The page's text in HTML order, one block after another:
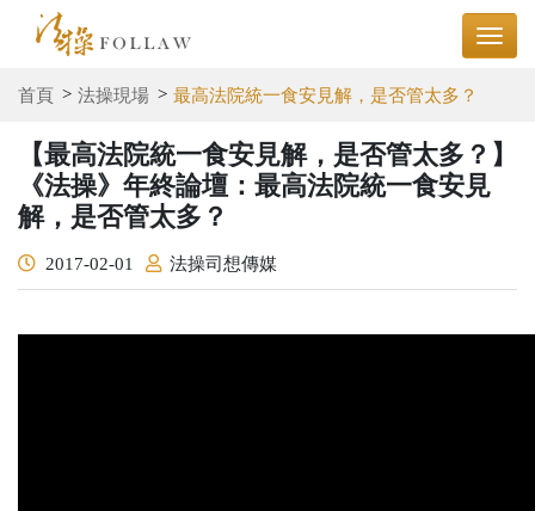
首頁 法操現場 最高法院統一食安見解，是否管太多？
【最高法院統一食安見解，是否管太多？】
《法操》年終論壇：最高法院統一食安見
解，是否管太多？
2017-02-01 法操司想傳媒